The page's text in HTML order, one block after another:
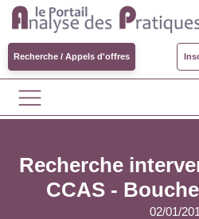
Recherche / Appels d'offres
Recherche
CCAS -
02/01/